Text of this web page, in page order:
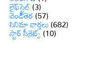
లైఫ్‌స్టైల్(3)
వెండితెర(57)
సినిమా వార్తలు(682)
స్టార్ సీక్రెట్స్(10)